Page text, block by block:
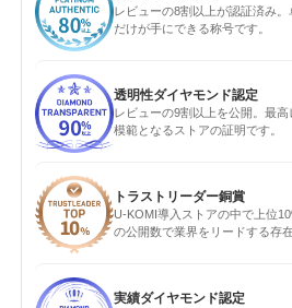
レビューの8割以上が認証済み
だけが手にできる称号です。
透明性ダイヤモンド認定
レビューの9割以上を公開。最高
模範となるストアの証明です。
トラストリーダー銅賞
U-KOMI導入ストアの中で上位
の公開数で業界をリードする存在
実績ダイヤモンド認定